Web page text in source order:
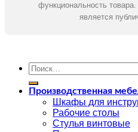
функциональность
является
Искать:
Производственная
Шкафы для
Рабочие столы
Стулья винтовые